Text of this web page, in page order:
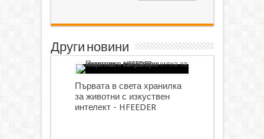
Други новини
Първата в света хранилка
за животни с изкуствен
интелект - HFEEDER